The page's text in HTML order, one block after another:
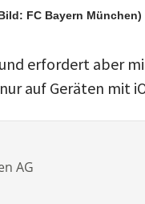
FC Bayern München)
erfordert aber
auf Geräten mit
AG